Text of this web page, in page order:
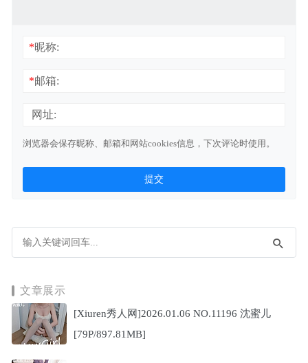
*昵称:
*邮箱:
网址:
浏览器会保存昵称、邮箱和网站cookies信息，下次评论时使用。
文章展示
[Xiuren秀人网]2026.01.06 NO.11196 沈蜜儿
[79P/897.81MB]